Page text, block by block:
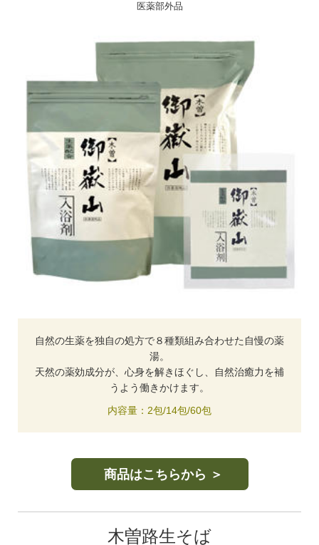
医薬部外品
自然の生薬を独自の処方で８種類組み合わせた自慢の薬
湯。
天然の薬効成分が、心身を解きほぐし、自然治癒力を補
うよう働きかけます。
内容量：2包/14包/60包
商品はこちらから ＞
木曽路生そば